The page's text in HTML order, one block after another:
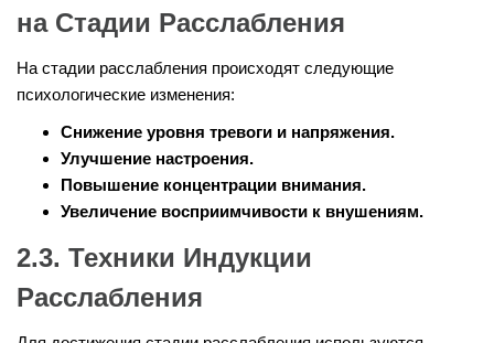
на Стадии Расслабления
На стадии расслабления происходят следующие
психологические изменения:
Снижение уровня тревоги и напряжения.
Улучшение настроения.
Повышение концентрации внимания.
Увеличение восприимчивости к внушениям.
2.3. Техники Индукции
Расслабления